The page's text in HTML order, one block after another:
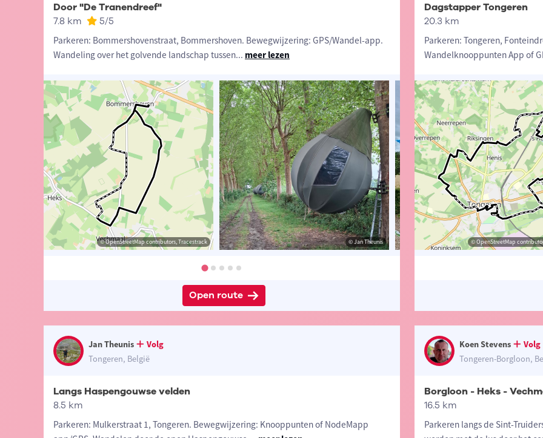
Door "De Tranendreef"
7.8 km 5/5
Parkeren: Bommershovenstraat, Bommershoven. Bewegwijzering: GPS/Wandel-app.
Wandeling over het golvende landschap tussen... meer lezen
© OpenStreetMap contributors, Tracestrack © Jan Theunis © Jan
Open route
Dagstapper Tongeren
20.3 km
Parkeren: Tongeren,
Wandelknooppunten App of
© Jan Theunis © Jan Theunis © Jan Theunis © OpenStreetMap
Jan Theunis
Volg
Tongeren, België
Langs Haspengouwse velden
8.5 km
Parkeren: Mulkerstraat 1, Tongeren. Bewegwijzering: Knooppunten of NodeMapp
Koen Stevens
Volg
Tongeren-Borgloon,
Borgloon - Heks -
16.5 km
Parkeren langs de Sint-